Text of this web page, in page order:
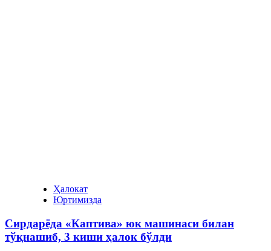
Ҳалокат
Юртимизда
Сирдарёда «Каптива» юк машинаси билан
тўқнашиб, 3 киши ҳалок бўлди